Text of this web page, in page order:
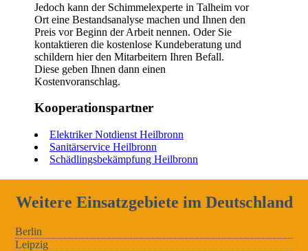
Jedoch kann der Schimmelexperte in Talheim vor
Ort eine Bestandsanalyse machen und Ihnen den
Preis vor Beginn der Arbeit nennen. Oder Sie
kontaktieren die kostenlose Kundeberatung und
schildern hier den Mitarbeitern Ihren Befall.
Diese geben Ihnen dann einen
Kostenvoranschlag.
Kooperationspartner
Elektriker Notdienst Heilbronn
Sanitärservice Heilbronn
Schädlingsbekämpfung Heilbronn
Weitere Einsatzgebiete im Deutschland
Berlin
Leipzig